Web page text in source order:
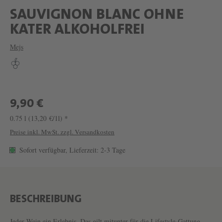
SAUVIGNON BLANC OHNE
KATER ALKOHOLFREI
Mejs
9,90 €
0.75 l (13,20 €/1l) *
Preise inkl. MwSt. zzgl. Versandkosten
Sofort verfügbar, Lieferzeit: 2-3 Tage
BESCHREIBUNG